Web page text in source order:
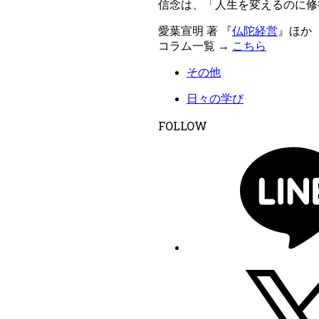
信念は、「人生を変えるのに修
愛葉宣明 著 『仏陀経営 』ほか
コラム一覧 → こちら
その他
日々の学び
FOLLOW